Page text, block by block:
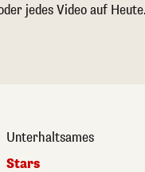
jedes Video auf
Unterhaltsames
Stars